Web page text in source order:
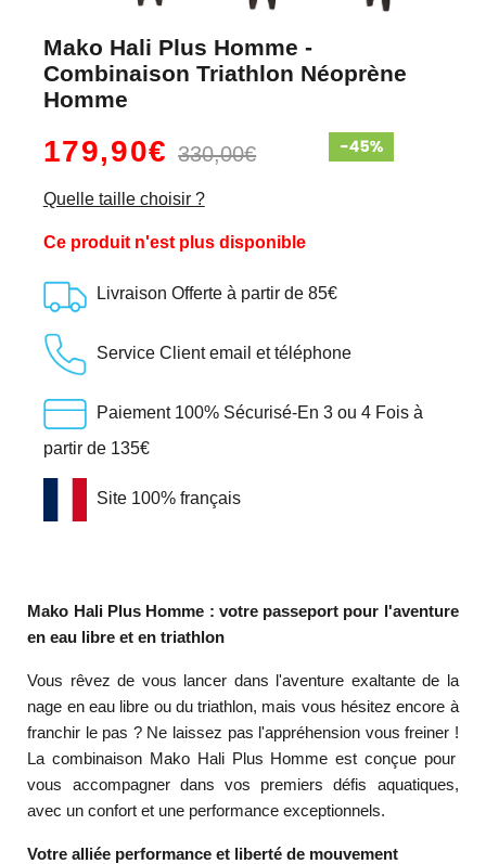
Mako Hali Plus Homme -
Combinaison Triathlon Néoprène
Homme
179,90€330,00€
Quelle taille choisir ?
Ce produit n'est plus disponible
Livraison Offerte à partir de 85€
Service Client email et téléphone
Paiement 100% Sécurisé-En 3 ou 4 Fois à
partir de 135€
Site 100% français
Mako Hali Plus Homme : votre passeport pour l'aventure
en eau libre et en triathlon
Vous rêvez de vous lancer dans l'aventure exaltante de la
nage en eau libre ou du triathlon, mais vous hésitez encore à
franchir le pas ?Ne laissez pas l'appréhension vous freiner !
La combinaison Mako Hali Plus Homme est conçue pour
vous accompagner dans vos premiers défis aquatiques,
avec un confort et une performance exceptionnels.
Votre alliée performance et liberté de mouvement